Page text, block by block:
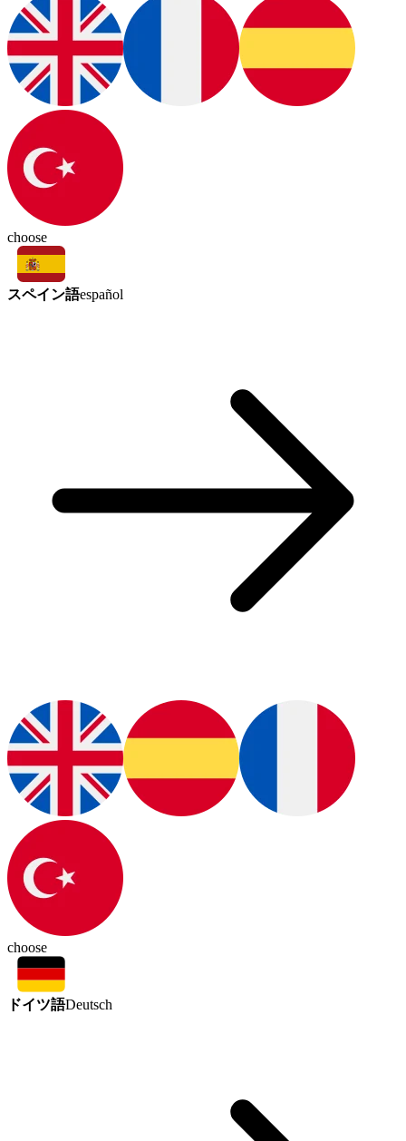
choose
スペイン語español
choose
ドイツ語Deutsch